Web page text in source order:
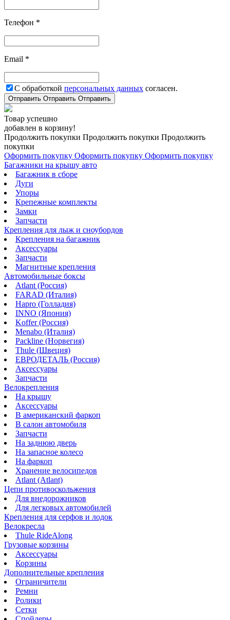
Телефон *
Email *
С обработкой персональных данных согласен.
Отправить Отправить Отправить
Товар успешно
добавлен в корзину!
Продолжить покупки Продолжить покупки Продолжить
покупки
Оформить покупку Оформить покупку Оформить покупку
Багажники на крышу авто
Багажник в сборе
Дуги
Упоры
Крепежные комплекты
Замки
Запчасти
Крепления для лыж и сноубордов
Крепления на багажник
Аксессуары
Запчасти
Магнитные крепления
Автомобильные боксы
Atlant (Россия)
FARAD (Италия)
Hapro (Голладия)
INNO (Япония)
Koffer (Россия)
Menabo (Италия)
Packline (Норвегия)
Thule (Швеция)
ЕВРОДЕТАЛЬ (Россия)
Аксессуары
Запчасти
Велокрепления
На крышу
Аксессуары
В американский фаркоп
В салон автомобиля
Запчасти
На заднюю дверь
На запасное колесо
На фаркоп
Хранение велосипедов
Atlant (Atlant)
Цепи противоскольжения
Для внедорожников
Для легковых автомобилей
Крепления для серфов и лодок
Велокресла
Thule RideAlong
Грузовые корзины
Аксессуары
Корзины
Дополнительные крепления
Ограничители
Ремни
Ролики
Сетки